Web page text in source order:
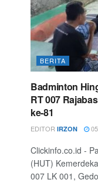
BERITA
Badminton
RT 007
ke-81
EDITOR IRZON
Clickinfo.co.id -
(HUT)
007 LK 001,